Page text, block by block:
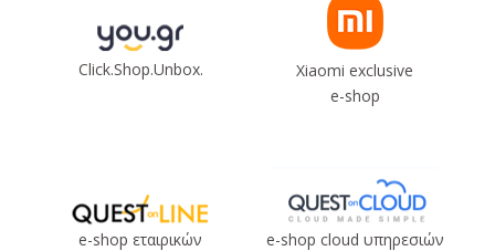
Click.Shop.Unbox.
Xiaomi exclusive
e-shop
e-shop εταιρικών
e-shop cloud υπηρεσιών